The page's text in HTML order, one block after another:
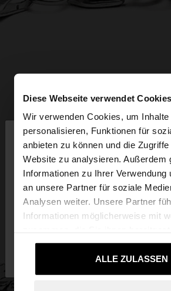
Diese Webseite verwendet Cookies
Wir verwenden Cookies, um
personalisieren, Funktionen für
anbieten zu können und die
Website zu analysieren. Außerdem
Informationen zu Ihrer Verwendung
an unsere Partner für soziale
Analysen weiter. Unsere Partner
Informationen möglicherweise mit
die sie im Rahmen Ihrer Nutzung
gesammelt haben.ALLE ZULASSEN
hallo
Sie greifen von Schweiz auf die
Möchten Sie unsere United States
Ja, bringen Sie mich zu